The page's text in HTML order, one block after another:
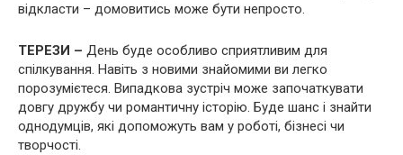
відкласти – домовитись може бути непросто.
ТЕРЕЗИ – День буде особливо сприятливим для
спілкування. Навіть з новими знайомими ви легко
порозумієтеся. Випадкова зустріч може започаткувати
довгу дружбу чи романтичну історію. Буде шанс і знайти
однодумців, які допоможуть вам у роботі, бізнесі чи
творчості.